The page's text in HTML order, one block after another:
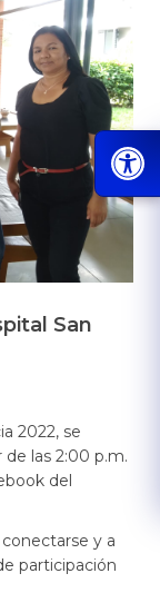
San
2022, se
de las 2:00 p.m.
del
y a
participación